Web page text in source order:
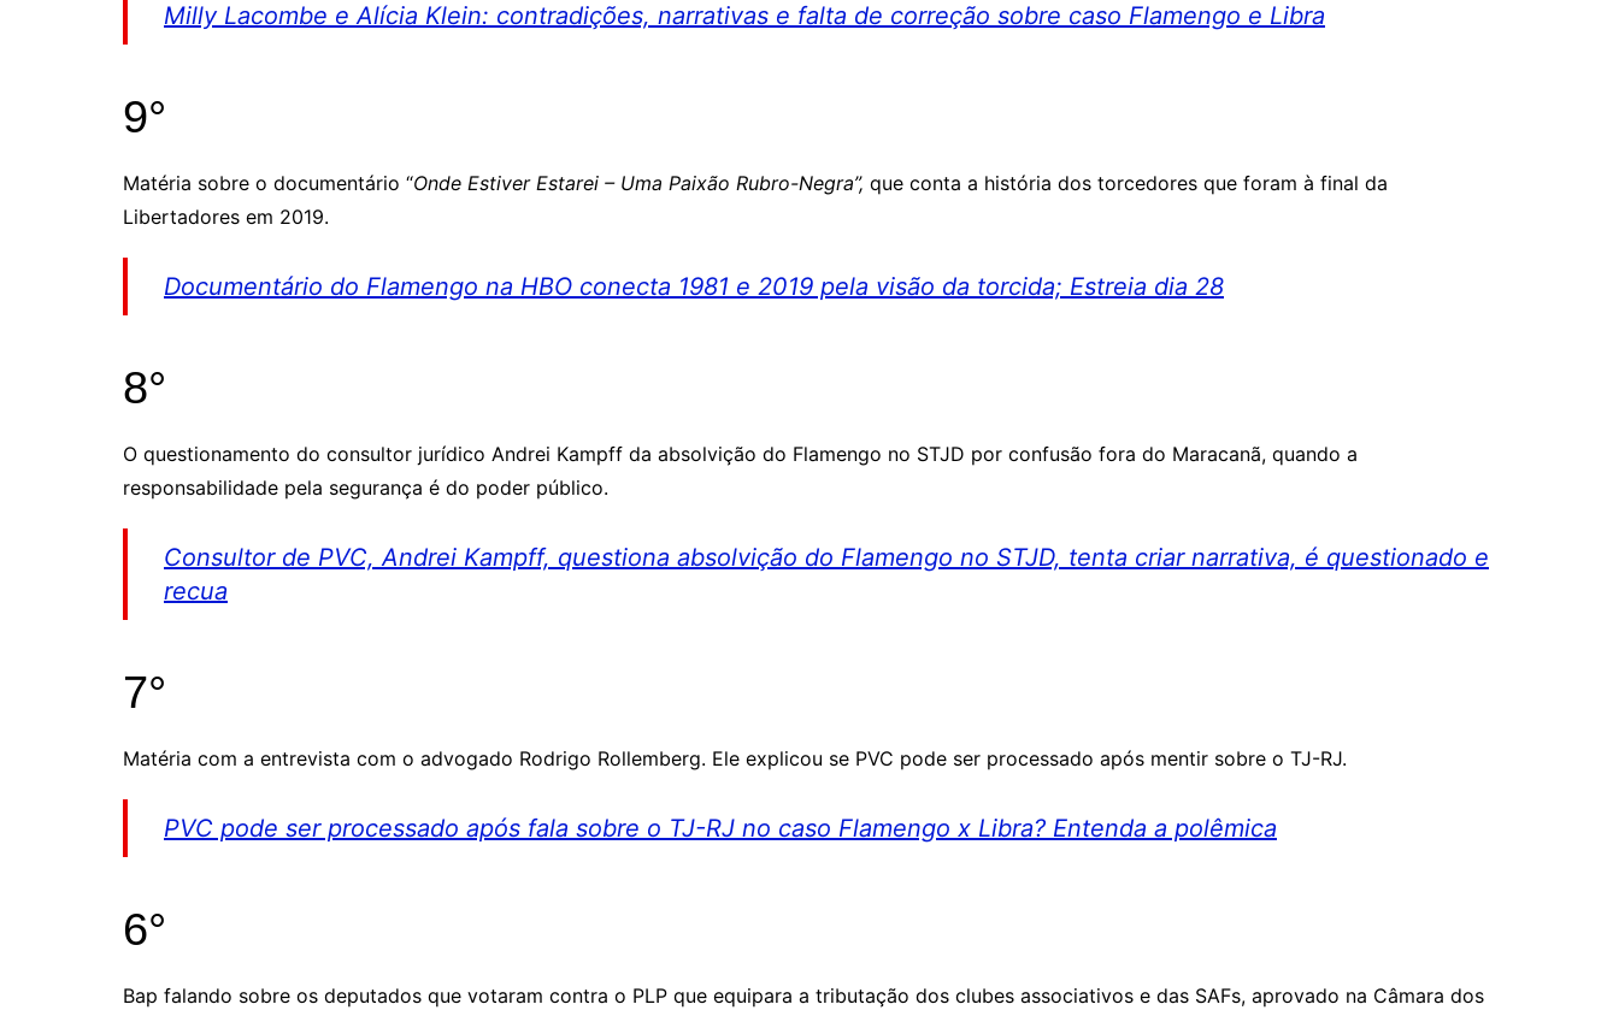
Milly Lacombe e Alícia Klein: contradições, narrativas e falta de correção sobre caso Flamengo e Libra
9°
Matéria sobre o documentário “Onde Estiver Estarei – Uma Paixão Rubro-Negra”, que conta a história dos torcedores que foram à final da
Libertadores em 2019.
Documentário do Flamengo na HBO conecta 1981 e 2019 pela visão da torcida; Estreia dia 28
8°
O questionamento do consultor jurídico Andrei Kampff da absolvição do Flamengo no STJD por confusão fora do Maracanã, quando a
responsabilidade pela segurança é do poder público.
Consultor de PVC, Andrei Kampff, questiona absolvição do Flamengo no STJD, tenta criar narrativa, é questionado e
recua
7°
Matéria com a entrevista com o advogado Rodrigo Rollemberg. Ele explicou se PVC pode ser processado após mentir sobre o TJ-RJ.
PVC pode ser processado após fala sobre o TJ-RJ no caso Flamengo x Libra? Entenda a polêmica
6°
Bap falando sobre os deputados que votaram contra o PLP que equipara a tributação dos clubes associativos e das SAFs, aprovado na Câmara dos